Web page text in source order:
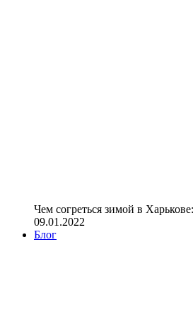
Чем согреться зимой в
09.01.2022
Блог